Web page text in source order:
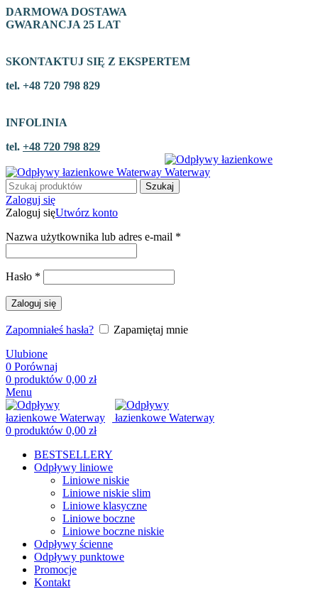
DARMOWA DOSTAWA
GWARANCJA 25 LAT
SKONTAKTUJ SIĘ Z EKSPERTEM
tel. +48 720 798 829
INFOLINIA
tel. +48 720 798 829
Szukaj
Zaloguj się
Zaloguj sięUtwórz konto
Nazwa użytkownika lub adres e-mail *
Hasło *
Zaloguj się
Zapomniałeś hasła?
Zapamiętaj mnie
Ulubione
0 Porównaj
0 produktów 0,00 zł
Menu
0 produktów 0,00 zł
BESTSELLERY
Odpływy liniowe
Liniowe niskie
Liniowe niskie slim
Liniowe klasyczne
Liniowe boczne
Liniowe boczne niskie
Odpływy ścienne
Odpływy punktowe
Promocje
Kontakt